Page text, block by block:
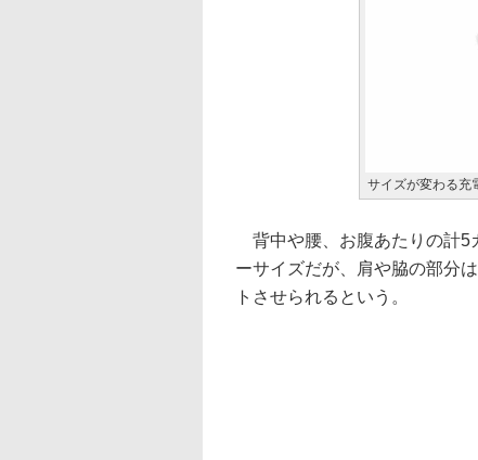
サイズが変わる充
背中や腰、お腹あたりの計5
ーサイズだが、肩や脇の部分
トさせられるという。